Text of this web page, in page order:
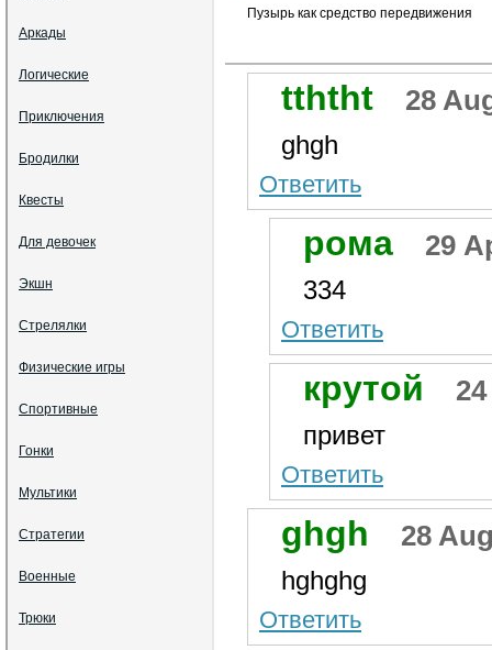
Пузырь как средство передвижения
tththt 28
ghgh
Ответить
рома 29
334
Ответить
крутой
привет
Ответить
ghgh 28
hghghg
Ответить
Аркады
Логические
Приключения
Бродилки
Квесты
Для девочек
Экшн
Стрелялки
Физические игры
Спортивные
Гонки
Мультики
Стратегии
Военные
Трюки